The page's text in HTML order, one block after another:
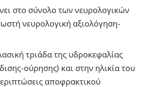
στο σύνολο των νευρολογικών
νευρολογική αξιολόγηση-
τριάδα της υδροκεφαλίας
ούρησης) και στην ηλικία του
αποφρακτικού